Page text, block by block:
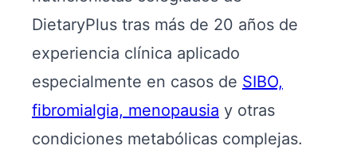
DietaryPlus tras más de 20 años de
experiencia clínica aplicado
especialmente en casos de SIBO,
fibromialgia, menopausia y otras
condiciones metabólicas complejas.